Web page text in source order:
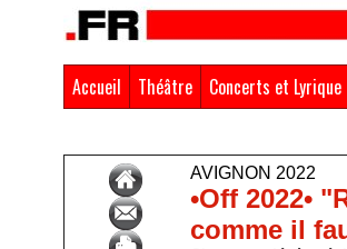
Accueil Théâtre Concerts et Lyrique
AVIGNON 2022
•Off 2022•
comme il